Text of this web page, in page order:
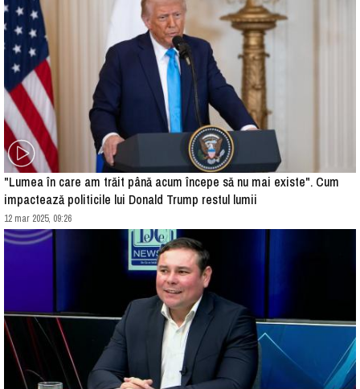
"Lumea în care am trăit până acum începe să nu mai existe". Cum
impactează politicile lui Donald Trump restul lumii
12 mar 2025, 09:26